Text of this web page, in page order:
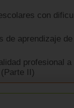
con
de aprendizaje
profesional a
II)